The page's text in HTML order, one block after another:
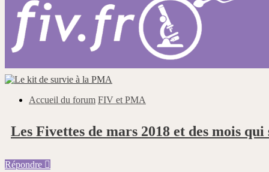
Accueil du forum FIV et PMA
Les Fivettes de mars 2018 et des mois qui
Répondre